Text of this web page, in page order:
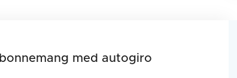
med autogiro